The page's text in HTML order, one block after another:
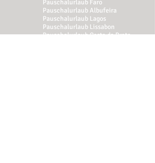
Pauschalurlaub Faro
PauschalurlaubAlbufeira
Pauschalurlaub Lagos
Pauschalurlaub Lissabon
PauschalurlaubCosta da Prata